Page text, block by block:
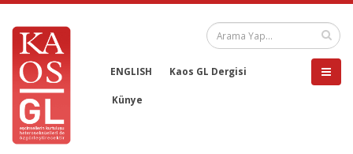
ENGLISH Kaos GL Dergisi
Künye